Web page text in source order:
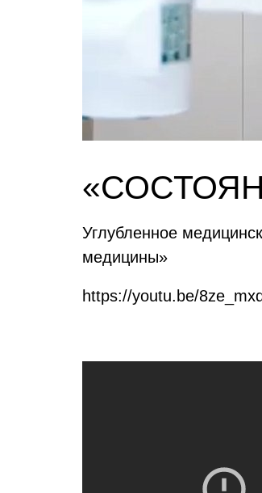
Углубленное
медицины»
https://youtu.be/